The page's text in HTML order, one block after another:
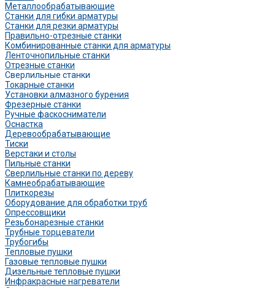
Металлообрабатывающие
Станки для гибки арматуры
Станки для резки арматуры
Правильно-отрезные станки
Комбинированные станки для арматуры
Ленточнопильные станки
Отрезные станки
Сверлильные станки
Токарные станки
Установки алмазного бурения
Фрезерные станки
Ручные фаскосниматели
Оснастка
Деревообрабатывающие
Тиски
Верстаки и столы
Пильные станки
Сверлильные станки по дереву
Камнеобрабатывающие
Плиткорезы
Оборудование для обработки труб
Опрессовщики
Резьбонарезные станки
Трубные торцеватели
Трубогибы
Тепловые пушки
Газовые тепловые пушки
Дизельные тепловые пушки
Инфракрасные нагреватели